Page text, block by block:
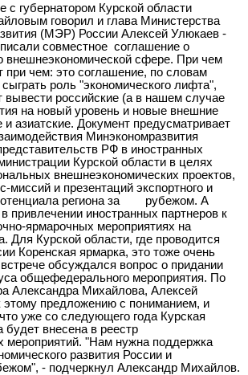
с губернатором Курской области
говорил и глава Министерства
(МЭР) России Алексей Улюкаев -
совместное соглашение о
внешнеэкономической сфере. При чем
при чем: это соглашение, по словам
роль "экономического лифта",
вывести российские (а в нашем случае
на новый уровень и новые внешние
азиатские. Документ предусматривает
Минэкономразвития
РФ в иностранных
Курской области в целях
внешнеэкономических проектов,
миссий и презентаций экспортного и
региона за
рубежом. А
привлечении иностранных партнеров к
ярмарочных мероприятиях на
Для Курской области, где проводится
Коренская ярмарка, это тоже очень
обсуждался вопрос о придании
общефедерального мероприятия. По
Александра Михайлова, Алексей
этому предложению с пониманием, и
уже со следующего года Курская
будет внесена в реестр
"Нам нужна поддержка
развития России и
- подчеркнул Александр Михайлов.